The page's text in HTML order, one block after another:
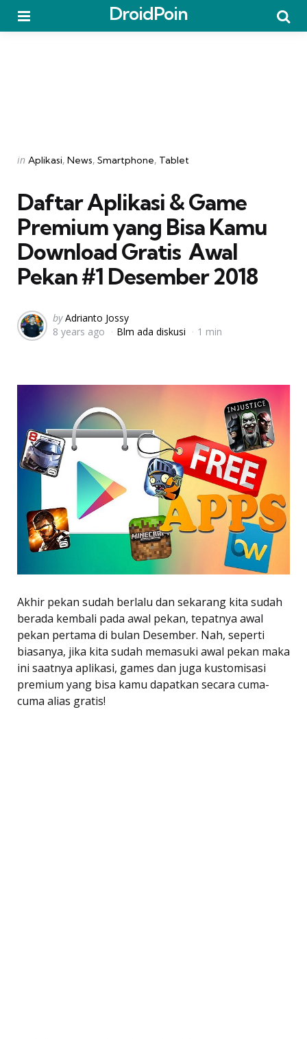
DroidPoin
Categories
Posted
in Aplikasi News Smartphone Tablet
Daftar Aplikasi & Game
Premium yang Bisa Kamu
Download Gratis  Awal
Pekan #1 Desember 2018
Posted
by
by Adrianto Jossy
8 years ago
Blm ada diskusi 1 min
Akhir pekan sudah berlalu dan sekarang kita sudah
berada kembali pada awal pekan, tepatnya awal
pekan pertama di bulan Desember. Nah, seperti
biasanya, jika kita sudah memasuki awal pekan maka
ini saatnya aplikasi, games dan juga kustomisasi
premium yang bisa kamu dapatkan secara cuma-
cuma alias gratis!